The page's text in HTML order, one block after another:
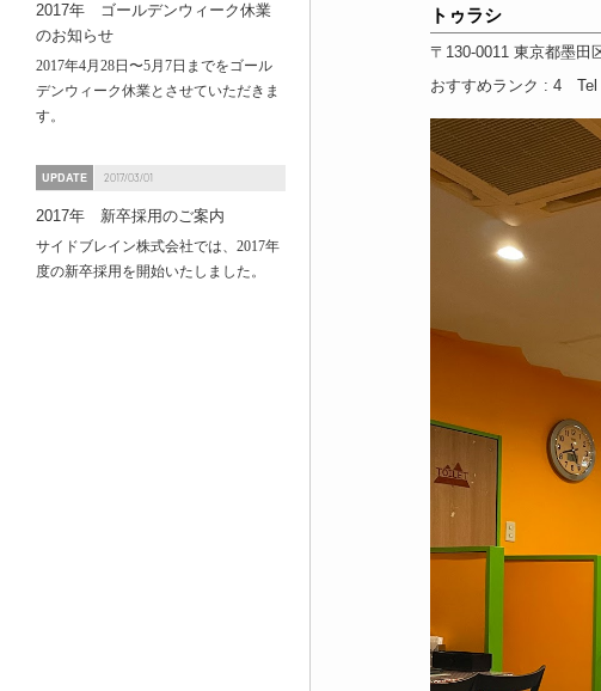
トゥラシ
〒130-0011 東京都墨田
おすすめランク : 4 Tel
2017年 ゴールデンウィーク休業
のお知らせ
2017年4月28日〜5月7日までをゴール
デンウィーク休業とさせていただきま
す。
UPDATE 2017/03/01
2017年 新卒採用のご案内
サイドブレイン株式会社では、2017年
度の新卒採用を開始いたしました。